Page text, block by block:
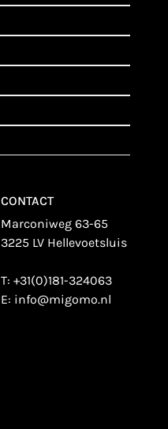
CONTACT
Marconiweg 63-65
3225 LV Hellevoetsluis
T: +31(0)181-324063
E: info@migomo.nl